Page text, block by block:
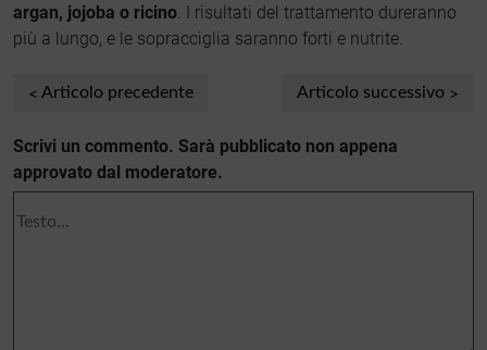
argan, jojoba o ricino. I risultati del trattamento dureranno
più a lungo, e le sopracciglia saranno forti e nutrite.
Articolo precedente Articolo successivo
Scrivi un commento. Sarà pubblicato non appena
approvato dal moderatore.